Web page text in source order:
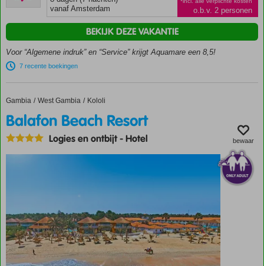
Kleinschalig
hotel
Op
loopafstand
van het
carterestaurant
Shuttleservice
naar Molyvos
beoordelingenvanaf Amsterdam
o.b.v. 2 personen
Voor “Algemene indruk” en “Service” krijgt Aquamare een 8,5!
7 recente boekingen
BEKIJK DEZE VAKANTIE
Home
Gambia West Gambia Kololi
Balafon Beach Resort
Balafon Beach Resort
Logies en ontbijt-Hotel bewaar